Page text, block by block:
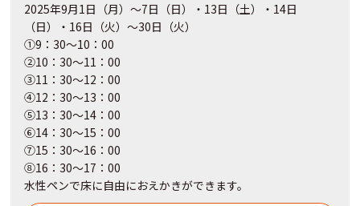
2025年9月1日（月）～7日（日）・13日（土）・14日
（日）・16日（火）～30日（火）
①9：30～10：00
②10：30～11：00
③11：30～12：00
④12：30～13：00
⑤13：30～14：00
⑥14：30～15：00
⑦15：30～16：00
⑧16：30～17：00
水性ペンで床に自由におえかきができます。